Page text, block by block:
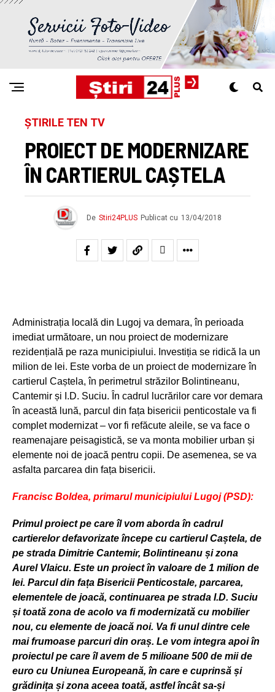
ȘTIRILE TEN TV
PROIECT DE MODERNIZARE
ÎN CARTIERUL CAȘTELA
De Stiri24PLUS Publicat cu 13/04/2018
Administrația locală din Lugoj va demara, în perioada
imediat următoare, un nou proiect de modernizare
rezidențială pe raza municipiului. Investiția se ridică la un
milion de lei. Este vorba de un proiect de modernizare în
cartierul Caștela, în perimetrul străzilor Bolintineanu,
Cantemir și I.D. Suciu. În cadrul lucrărilor care vor demara
în această lună, parcul din fața bisericii penticostale va fi
complet modernizat – vor fi refăcute aleile, se va face o
reamenajare peisagistică, se va monta mobilier urban și
elemente noi de joacă pentru copii. De asemenea, se va
asfalta parcarea din fața bisericii.
Francisc Boldea, primarul municipiului Lugoj(PSD):
Primul proiect pe care îl vom aborda în cadrul
cartierelor defavorizate începe cu cartierul Caștela, de
pe strada Dimitrie Cantemir, Bolintineanu și zona
Aurel Vlaicu. Este un proiect în valoare de 1 milion de
lei. Parcul din fața Bisericii Penticostale, parcarea,
elementele de joacă, continuarea pe strada I.D. Suciu
și toată zona de acolo va fi modernizată cu mobilier
nou, cu elemente de joacă noi. Va fi unul dintre cele
mai frumoase parcuri din oraș. Le vom integra apoi în
proiectul pe care îl avem de 5 milioane 500 de mii de
euro cu Uniunea Europeană, în care e cuprinsă și
grădinița și zona aceea toată, astfel încât sa-și